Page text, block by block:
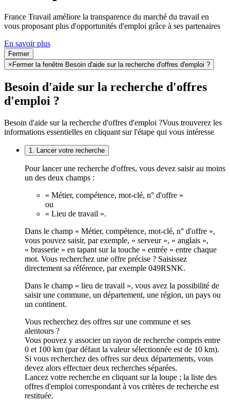
France Travail améliore la transparence du marché du travail en
vous proposant plus d'opportunités d'emploi grâce à ses partenaires
En savoir plus
Fermer
× Fermer la fenêtre Besoin d'aide sur la recherche d'offres d'emploi ?
Besoin d'aide sur la recherche d'offres
d'emploi ?
Besoin d'aide sur la recherche d'offres d'emploi ?Vous trouverez les
informations essentielles en cliquant sur l'étape qui vous intéresse
1. Lancer votre recherche
Pour lancer une recherche d'offres, vous devez saisir au moins
un des deux champs :
« Métier, compétence, mot-clé, n° d'offre »
ou
« Lieu de travail ».
Dans le champ « Métier, compétence, mot-clé, n° d'offre »,
vous pouvez saisir, par exemple, « serveur », « anglais »,
« brasserie » en tapant sur la touche « entrée » entre chaque
mot. Vous recherchez une offre précise ? Saisissez
directement sa référence, par exemple 049RSNK.
Dans le champ « lieu de travail », vous avez la possibilité de
saisir une commune, un département, une région, un pays ou
un continent.
Vous recherchez des offres sur une commune et ses
alentours ?
Vous pouvez y associer un rayon de recherche compris entre
0 et 100 km (par défaut la valeur sélectionnée est de 10 km).
Si vous recherchez des offres sur deux départements, vous
devez alors effectuer deux recherches séparées.
Lancez votre recherche en cliquant sur la loupe ; la liste des
offres d'emploi correspondant à vos critères de recherche est
restituée.